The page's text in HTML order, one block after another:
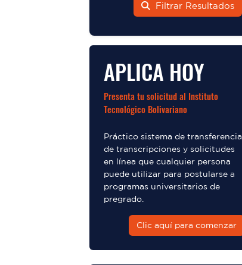
Filtrar Resultados
APLICA HOY
Presenta tu solicitud al Instituto
Tecnológico Bolivariano
Práctico sistema de transferencia
de transcripciones y solicitudes
en línea que cualquier persona
puede utilizar para postularse a
programas universitarios de
pregrado.
Clic aquí para comenzar